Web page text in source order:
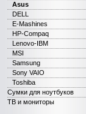
Asus
DELL
E-Mashines
HP-Compaq
Lenovo-IBM
MSI
Samsung
Sony VAIO
Toshiba
Сумки для ноутбуков
ТВ и мониторы